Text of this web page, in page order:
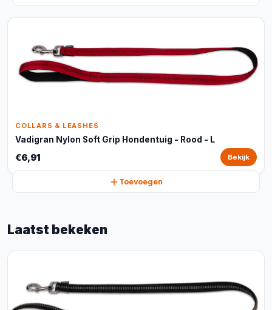
COLLARS & LEASHES
Vadigran Nylon Soft Grip Hondentuig - Rood - L
€6,91 Bekijk
Toevoegen
Laatst bekeken